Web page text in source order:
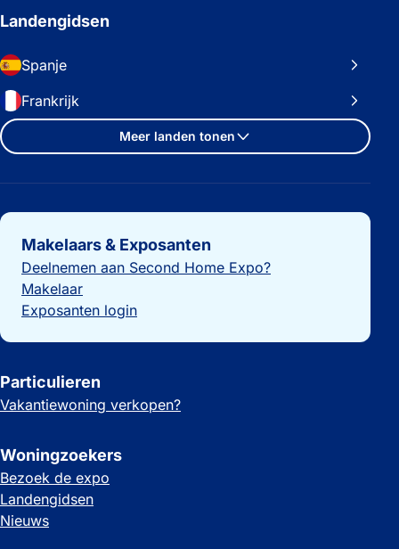
Landengidsen
Spanje
Frankrijk
Meer landen tonen
Belangrijke links
Makelaars & Exposanten
Deelnemen aan Second Home Expo?
Makelaar
Exposanten login
Particulieren
Vakantiewoning verkopen?
Woningzoekers
Bezoek de expo
Landengidsen
Nieuws